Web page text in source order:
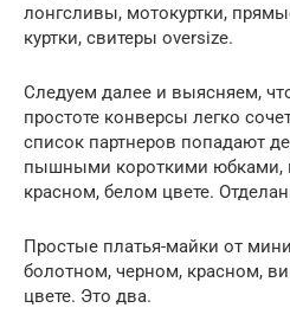
лонгсливы, мотокуртки,
куртки, свитеры oversize.
Следуем далее и выясняем,
простоте конверсы легко
список партнеров попадают
пышными короткими юбками,
красном, белом цвете.
Простые платья-майки от
болотном, черном, красном,
цвете. Это два.